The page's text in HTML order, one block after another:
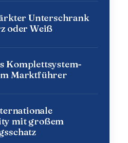
Unterschrank
oder Weiß
Komplettsystem-
Marktführer
mit großem